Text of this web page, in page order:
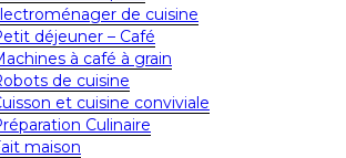
de cuisine
déjeuner – Café
à café à grain
de cuisine
et cuisine conviviale
Culinaire
maison